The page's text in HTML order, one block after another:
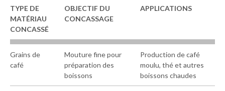
TYPE DE
MATÉRIAU
CONCASSÉ
OBJECTIF DU
CONCASSAGE
APPLICATIONS
Grains de
café
Mouture fine pour
préparation des
boissons
Production de café
moulu, thé et autres
boissons chaudes